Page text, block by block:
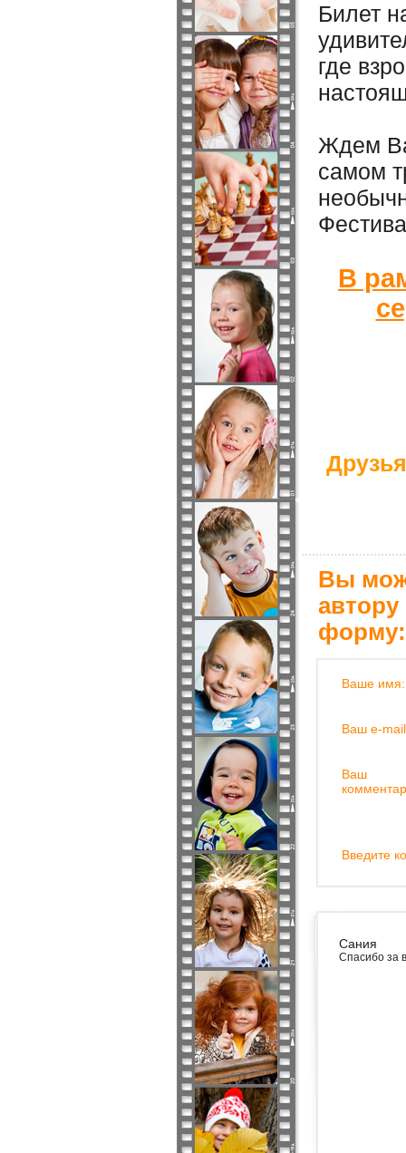
Билет
где
Ждем
самом
В
Вы
форму:
Ваше имя:
Ваш e-
Ваш
Введите
Сания
Спасибо за